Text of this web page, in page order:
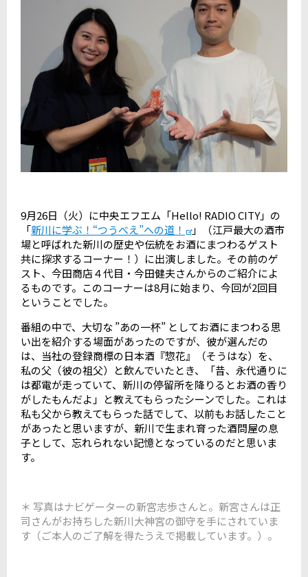
9月26日（火）に中央エフエム「Hello! RADIO CITY」の
「新川に学ぶ！“つうべえ”への道！
」（江戸最大の酒市
場と呼ばれた新川の歴史や伝統をお酒にまつわるゲスト
共に探求するコーナー！）に出演しました。その前のゲ
スト、今田商店４代目・今田健夫さんからのご紹介によ
るものです。このコーナーは8月に始まり、今回が2回目
ということでした。
番組の中で、大切な ”あの一杯” としてお酒にまつわる思
い出を紹介する場面があったのですが、彼が選んだの
は、当社の登録商標の日本酒『惣花』（そうはな）を、
私の父（彼の祖父）と飲んでいたとき、「昔、永代通りに
は都電が走っていて、新川の停留所を降りるとお酒の香り
がしたもんだよ」と教えてもらったシーンでした。これは
私も父から教えてもらった話でして、以前もお話したこと
があったと思いますが、新川で生まれ育った酒問屋の息
子として、忘れられない記憶となっているのだと思いま
す。
＊ 写真はナビゲーターの新宮志歩さんと。新宮さんは正
司さんがお持ちした新川大神宮の御守を手にされていま
す（ご本人のご了解を得たうえで掲載しています。）。